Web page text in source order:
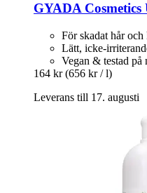
GYADA Cosmetics
För skadat hår
Lätt, icke-
Vegan & testad på
164 kr (656 kr / l)
Leverans till 17. augusti